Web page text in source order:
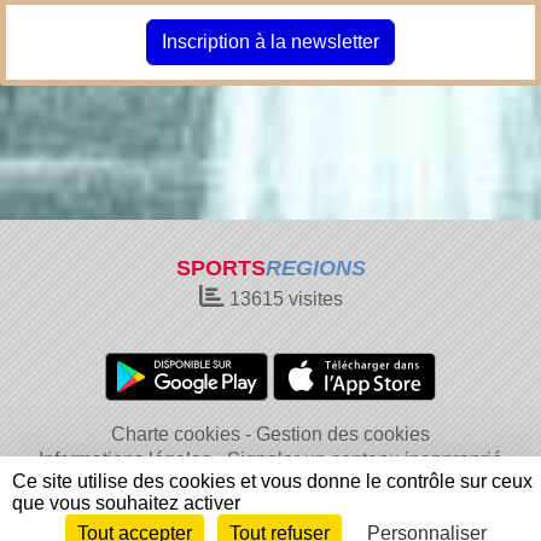
Inscription à la newsletter
SPORTSREGIONS
13615visites
Charte cookies
Gestion des cookies
Informations légales
Signaler un contenu inapproprié
Envie de participer ? Connexion
Ce site utilise des cookies et vous donne le contrôle sur ceux
que vous souhaitez activer
Tout accepter
Tout refuser Personnaliser